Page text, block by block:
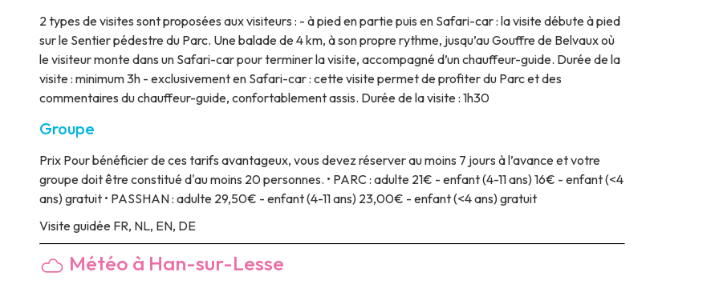
2 types de visites sont proposées aux visiteurs : - à pied en partie puis en Safari-car : la visite débute à pied
sur le Sentier pédestre du Parc. Une balade de 4 km, à son propre rythme, jusqu’au Gouffre de Belvaux où
le visiteur monte dans un Safari-car pour terminer la visite, accompagné d’un chauffeur-guide. Durée de la
visite : minimum 3h - exclusivement en Safari-car : cette visite permet de profiter du Parc et des
commentaires du chauffeur-guide, confortablement assis. Durée de la visite : 1h30
Groupe
PrixPour bénéficier de ces tarifs avantageux, vous devez réserver au moins 7 jours à l’avance et votre
groupe doit être constitué d'au moins 20 personnes. • PARC : adulte 21€ - enfant (4-11 ans) 16€ - enfant (<4
ans) gratuit • PASSHAN : adulte 29,50€ - enfant (4-11 ans) 23,00€ - enfant (<4 ans) gratuit
Visite guidéeFR, NL, EN, DE
Météo à Han-sur-Lesse